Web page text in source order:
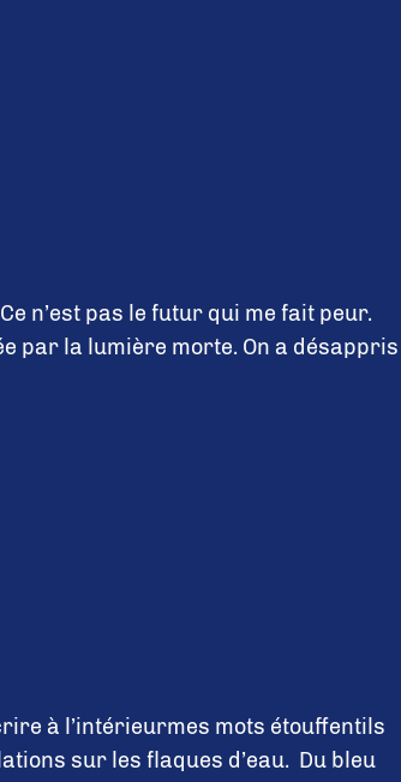
n’est pas le futur qui me fait peur.
par la lumière morte. On a désappris
à l’intérieurmes mots étouffentils
sur les flaques d’eau. Du bleu